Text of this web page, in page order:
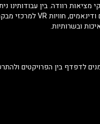
מציאות רוודה. בין עבודותינו
ובשרותיות.
לדפדף בין הפרויקטים